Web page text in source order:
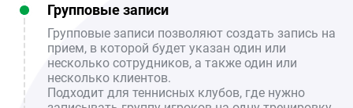
Групповые записи
Групповые записи позволяют создать запись на
прием, в которой будет указан один или
несколько сотрудников, а также один или
несколько клиентов.
Подходит для теннисных клубов, где нужно